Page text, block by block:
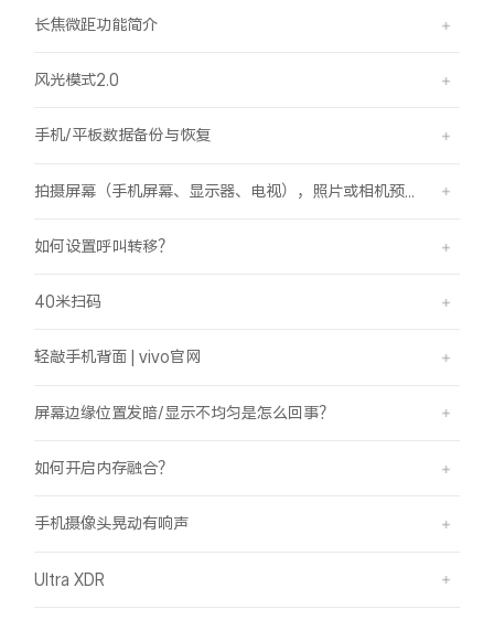
长焦微距功能简介
风光模式2.0
手机/平板数据备份与恢复
如何设置呼叫转移？
40米扫码
轻敲手机背面 | vivo官网
屏幕边缘位置发暗/显示不均匀是怎么回事？
如何开启内存融合？
手机摄像头晃动有响声
Ultra XDR